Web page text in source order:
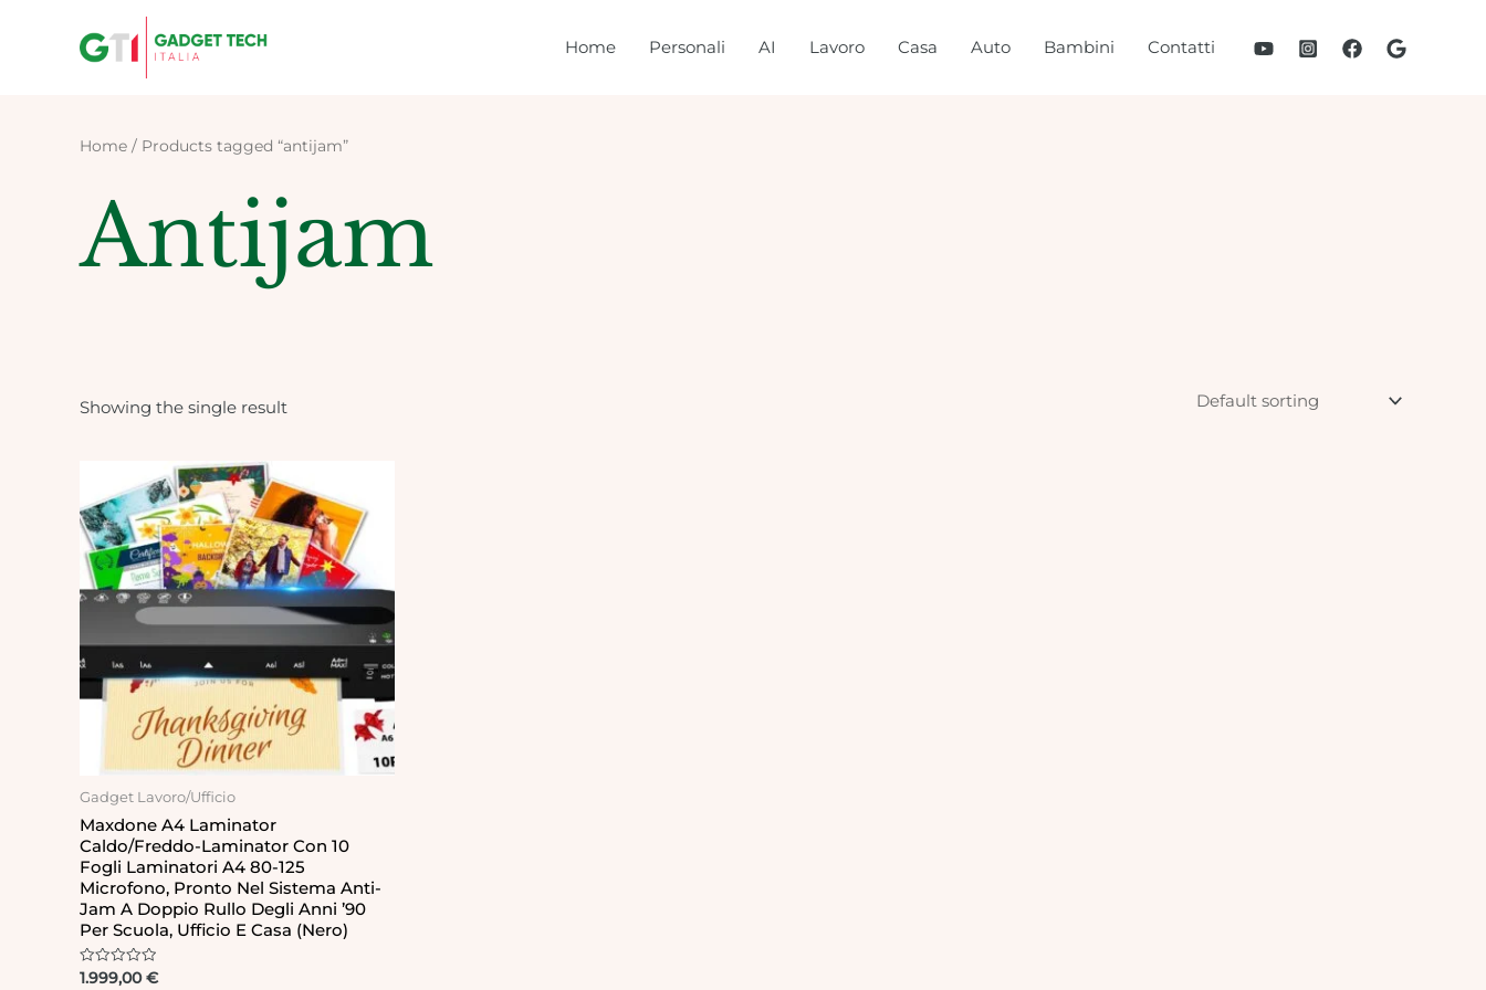
Home Personali AI Lavoro Casa Auto Bambini Contatti
Home / Products tagged “antijam”
Antijam
Showing the single result
Gadget Lavoro/Ufficio
Maxdone A4 Laminator
Caldo/freddo-Laminator Con 10
Fogli Laminatori A4 80-125
Microfono, Pronto Nel Sistema Anti-
Jam A Doppio Rullo Degli Anni ’90
Per Scuola, Ufficio E Casa (nero)
Rated
1.999,00€